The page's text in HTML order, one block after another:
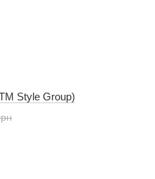
Style Group)